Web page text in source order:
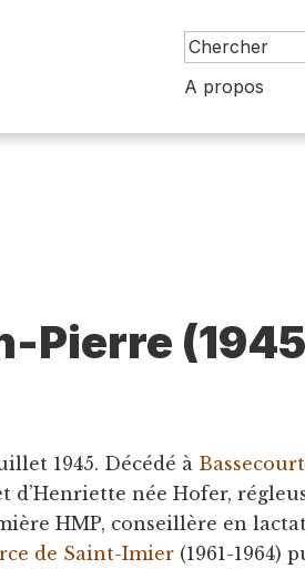
A propos
Pierre
1945. Décédé à Bassecourt
d’Henriette née Hofer,
HMP, conseillère en
de Saint-Imier (1961-1964)